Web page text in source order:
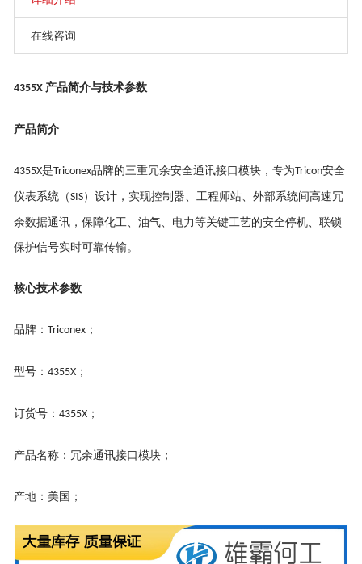
在线咨询
4355X 产品简介与技术参数
产品简介
4355X是Triconex品牌的三重冗余安全通讯接口模块，专为Tricon安全
仪表系统（SIS）设计，实现控制器、工程师站、外部系统间高速冗
余数据通讯，保障化工、油气、电力等关键工艺的安全停机、联锁
保护信号实时可靠传输。
核心技术参数
品牌：Triconex ；
型号：4355X ；
订货号：4355X ；
产品名称：冗余通讯接口模块；
产地：美国；